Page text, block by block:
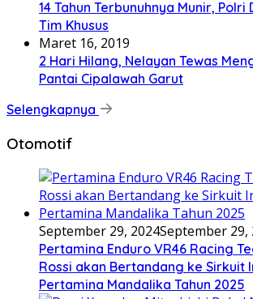
14 Tahun Terbunuhnya Munir, Polri
Tim Khusus
Maret 16, 2019
2 Hari Hilang, Nelayan Tewas
Pantai Cipalawah Garut
Selengkapnya
Otomotif
September 29, 2024September 29,
Pertamina Enduro VR46 Racing
Rossi akan Bertandang ke Sirkuit
Pertamina Mandalika Tahun 2025